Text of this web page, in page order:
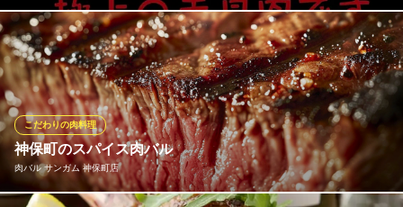
「まずは、やっぱり コレ！」 肉汁がギュッと詰まった極上の赤身
は噛めばかむ程旨味を感じます 高タンパクで低脂質ビタミンも豊
富ですのでダイエットや筋トレ中の方にもおススメです 塊で焼き
ますが食べ易い大きさに切ってます。オーストラリア産グラスフ
ェッド(放牧飼育)の牛リブロースの芯の部分だけ使 かいます
デニーロ 神田店
神田神保町イタリアン
地下鉄半蔵門線神保町駅 徒歩5分
神保町のスパイス肉バル
肉バル サンガム 神保町店
こだわりの肉料理